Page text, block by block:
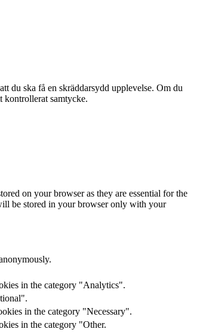
du ska få en skräddarsydd upplevelse. Om du
kontrollerat samtycke.
on your browser as they are essential for the
be stored in your browser only with your
in the category "Analytics".
in the category "Necessary".
in the category "Other.